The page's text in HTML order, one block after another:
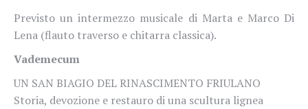
Previsto un intermezzo musicale di Marta e Marco Di
Lena (flauto traverso e chitarra classica).
Vademecum
UN SAN BIAGIO DEL RINASCIMENTO FRIULANO
Storia, devozione e restauro di una scultura lignea